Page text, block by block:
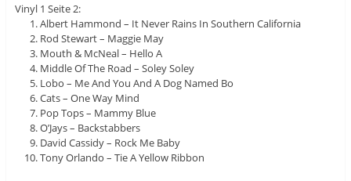
Vinyl 1 Seite 2:
Albert Hammond – It Never Rains In Southern California
Rod Stewart – Maggie May
Mouth & McNeal – Hello A
Middle Of The Road – Soley Soley
Lobo – Me And You And A Dog Named Bo
Cats – One Way Mind
Pop Tops – Mammy Blue
O’Jays – Backstabbers
David Cassidy – Rock Me Baby
Tony Orlando – Tie A Yellow Ribbon